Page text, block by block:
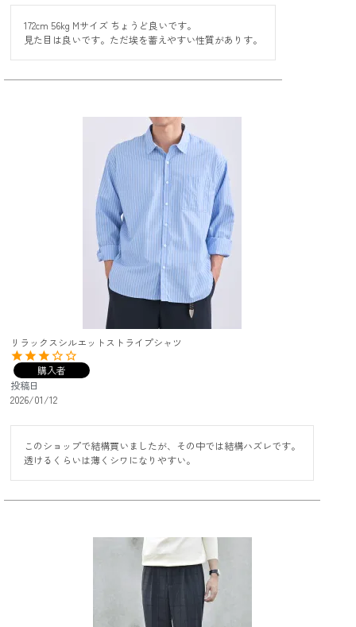
172cm 56kg Mサイズ ちょうど良いです。
見た目は良いです。ただ埃を蓄えやすい性質がありす。
リラックスシルエットストライプシャツ
購入者
投稿日
2026/01/12
このショップで結構買いましたが、その中では結構ハズレです。
透けるくらいは薄くシワになりやすい。